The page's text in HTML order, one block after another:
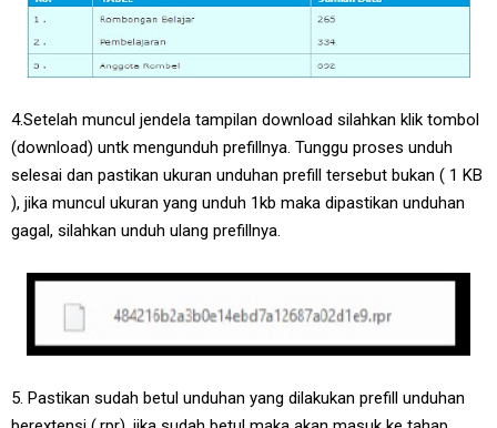
4.Setelah muncul jendela tampilan download silahkan klik tombol
(download) untk mengunduh prefillnya. Tunggu proses unduh
selesai dan pastikan ukuran unduhan prefill tersebut bukan ( 1 KB
), jika muncul ukuran yang unduh 1kb maka dipastikan unduhan
gagal, silahkan unduh ulang prefillnya.
5. Pastikan sudah betul unduhan yang dilakukan prefill unduhan